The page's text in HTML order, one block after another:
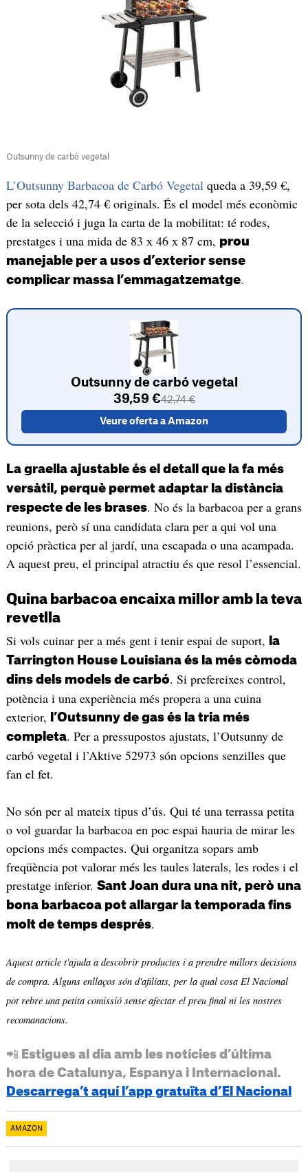
Outsunny de carbó vegetal
L’Outsunny Barbacoa de Carbó Vegetalqueda a 39,59 €,
per sota dels 42,74 € originals. És el model més econòmic
de la selecció i juga la carta de la mobilitat: té rodes,
prestatges i una mida de 83 x 46 x 87 cm, prou
manejable per a usos d’exterior sense
complicar massa l’emmagatzematge.
Outsunny de carbó vegetal
39,59 €42,74 €
Veure oferta a Amazon
La graella ajustable és el detall que la fa més
versàtil, perquè permet adaptar la distància
respecte de les brases. No és la barbacoa per a grans
reunions, però sí una candidata clara per a qui vol una
opció pràctica per al jardí, una escapada o una acampada.
A aquest preu, el principal atractiu és que resol l’essencial.
Quina barbacoa encaixa millor amb la teva
revetlla
Si vols cuinar per a més gent i tenir espai de suport,
la
Tarrington House Louisiana és la més còmoda
dins dels models de carbó. Si prefereixes control,
potència i una experiència més propera a una cuina
exterior,
l’Outsunny de gas és la tria més
completa. Per a pressupostos ajustats, l’Outsunny de
carbó vegetal i l’Aktive 52973 són opcions senzilles que
fan el fet.
No són per al mateix tipus d’ús. Qui té una terrassa petita
o vol guardar la barbacoa en poc espai hauria de mirar les
opcions més compactes. Qui organitza sopars amb
freqüència pot valorar més les taules laterals, les rodes i el
prestatge inferior. Sant Joan dura una nit, però una
bona barbacoa pot allargar la temporada fins
molt de temps després.
Aquest article t'ajuda a descobrir productes i a prendre millors decisions
de compra. Alguns enllaços són d'afiliats, per la qual cosa El Nacional
pot rebre una petita comissió sense afectar el preu final ni les nostres
recomanacions.
📲 Estigues al dia amb les notícies d’última
hora de Catalunya, Espanya i Internacional.
Descarrega’t aquí l’app gratuïta d’El Nacional
AMAZON